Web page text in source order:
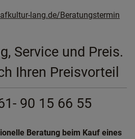
lang.de/Beratungstermin
Service und Preis.
Ihren Preisvorteil
90 15 66 55
Beratung beim Kauf eines